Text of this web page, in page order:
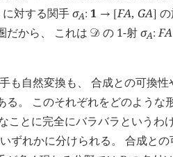
に対する関手σA: 1 → [FA, GA]
だから、 これは 󰒛 の 1-射σA: FA
も自然変換も、 合成との可換
る。 このそれぞれをどのような
ことに完全にバラバラというわ
ずれかに分けられる。 合成と